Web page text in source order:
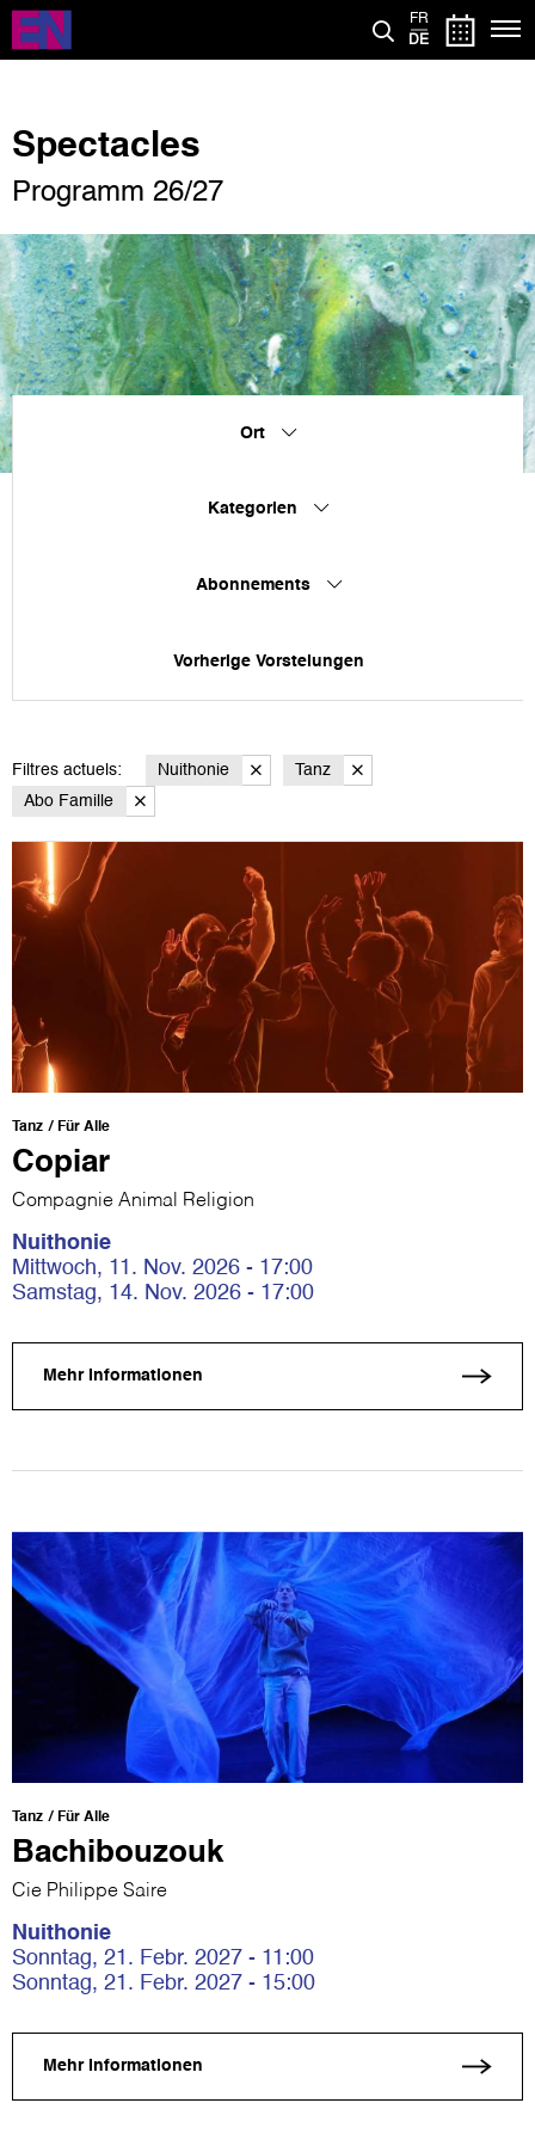
Direkt
zum
Inhalt
FR
DE
Spectacles
Programm 26/27
Ort
Kategorien
Abonnements
Vorherige Vorstelungen
Filtres actuels: Nuithonie
Tanz
Abo Famille
Tanz Für Alle
Copiar
Compagnie Animal Religion
Nuithonie
Mittwoch, 11. Nov. 2026 - 17:00
Samstag, 14. Nov. 2026 - 17:00
Mehr Informationen
Tanz Für Alle
Bachibouzouk
Cie Philippe Saire
Nuithonie
Sonntag, 21. Febr. 2027 - 11:00
Sonntag, 21. Febr. 2027 - 15:00
Mehr Informationen